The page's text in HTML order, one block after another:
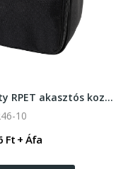
Susity RPET akasztós kozmetikai táska
10
Ft + Áfa